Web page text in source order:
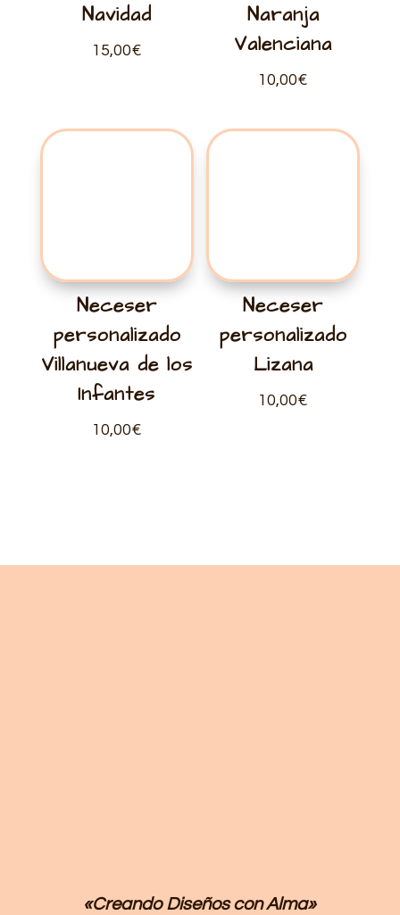
Navidad
15,00€
Naranja
Valenciana
10,00€
Neceser
personalizado
Villanueva de los
Infantes
10,00€
Neceser
personalizado
Lizana
10,00€
«Creando Diseñoscon Alma»